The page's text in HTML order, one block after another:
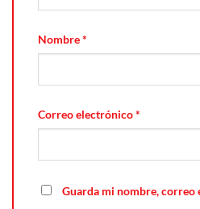
Nombre*
Correo electrónico*
Guarda mi nombre, correo